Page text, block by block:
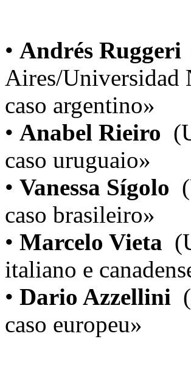
• Andrés Ruggeri
Aires/Universidad
caso argentino»
• Anabel Rieiro
caso uruguaio»
• Vanessa Sígolo
caso brasileiro»
• Marcelo Vieta
italiano e
• Dario Azzellini
caso europeu»